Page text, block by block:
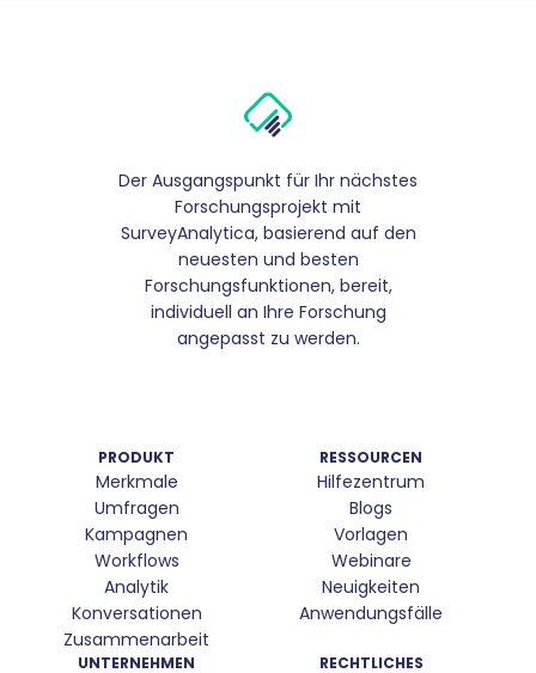
Der Ausgangspunkt für Ihr nächstes
Forschungsprojekt mit
SurveyAnalytica, basierend auf den
neuesten und besten
Forschungsfunktionen, bereit,
individuell an Ihre Forschung
angepasst zu werden.
PRODUKT
Merkmale
Umfragen
Kampagnen
Workflows
Analytik
Konversationen
Zusammenarbeit
RESSOURCEN
Hilfezentrum
Blogs
Vorlagen
Webinare
Neuigkeiten
Anwendungsfälle
UNTERNEHMEN RECHTLICHES